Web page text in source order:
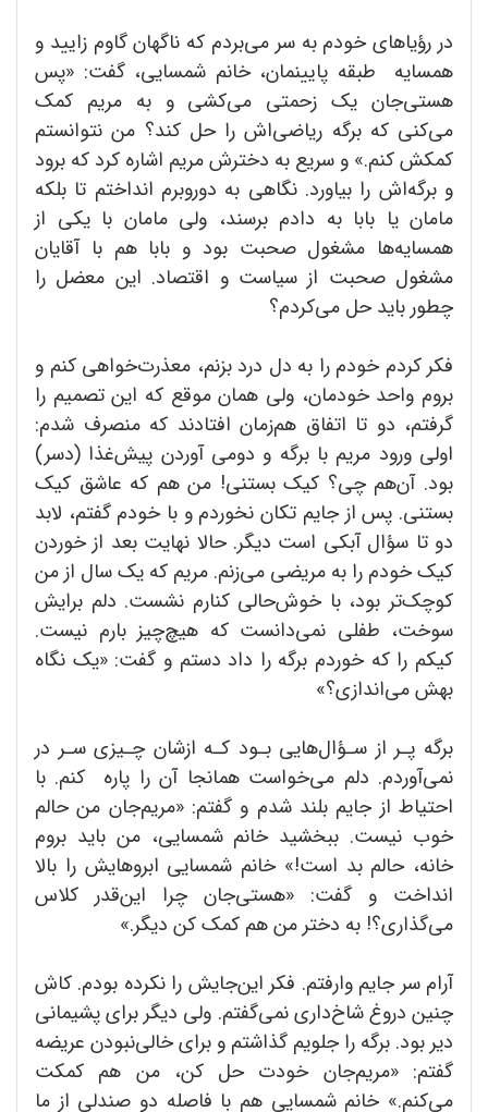
در رؤیاهای خودم به سر می‌بردم که ناگهان گاوم زایید و
همسایه طبقه پایینمان، خانم شمسایی، گفت: «پس
هستی‌جان یک زحمتی می‌کشی و به مریم کمک
می‌کنی که برگه ریاضی‌اش را حل کند؟ من نتوانستم
کمکش کنم.» و سریع به دخترش مریم اشاره کرد که برود
و برگه‌اش را بیاورد. نگاهی به دوروبرم انداختم تا بلکه
مامان یا بابا به دادم برسند، ولی مامان با یکی از
همسایه‌ها مشغول صحبت بود و بابا هم با آقایان
مشغول صحبت از سیاست و اقتصاد. این معضل را
چطور باید حل می‌کردم؟
فکر کردم خودم را به دل درد بزنم، معذرت‌خواهی کنم و
بروم واحد خودمان، ولی همان موقع که این تصمیم را
گرفتم، دو تا اتفاق هم‌زمان افتادند که منصرف شدم:
اولی ورود مریم با برگه و دومی آوردن پیش‌غذا (دسر)
بود. آن‌هم چی؟ کیک بستنی! من هم که عاشق کیک
بستنی. پس از جایم تکان نخوردم و با خودم گفتم، لابد
دو تا سؤال آبکی ا‌ست دیگر. حالا نهایت بعد از خوردن
کیک خودم را به مریضی می‌زنم. مریم که یک سال از من
کوچک‌تر بود، با خوش‌حالی کنارم نشست. دلم برایش
سوخت، طفلی نمی‌دانست که هیچ‌چیز بارم نیست.
کیکم را که خوردم برگه را داد دستم و گفت: «یک نگاه
بهش می‌اندازی؟»
برگه پـر از سـؤال‌هایی بـود کـه ازشان چـیزی سـر در
نمی‌آوردم. دلم می‌خواست همانجا آن را پاره کنم. با
احتیاط از جایم بلند شدم و گفتم: «مریم‌جان من حالم
خوب نیست. ببخشید خانم شمسایی، من باید بروم
خانه، حالم بد است!» خانم شمسایی ابروهایش را بالا
انداخت و گفت: «هستی‌جان چرا این‌قدر کلاس
می‌گذاری؟! به دختر من هم کمک کن دیگر.»
آرام سر جایم وارفتم. فکر این‌جایش را نکرده بودم. کاش
چنین دروغ شاخ‌داری نمی‌گفتم. ولی دیگر برای پشیمانی
دیر بود. برگه را جلویم گذاشتم و برای خالی‌نبودن عریضه
گفتم: «مریم‌جان خودت حل کن، من هم کمکت
می‌کنم.» خانم شمسایی هم با فاصله دو صندلی از ما